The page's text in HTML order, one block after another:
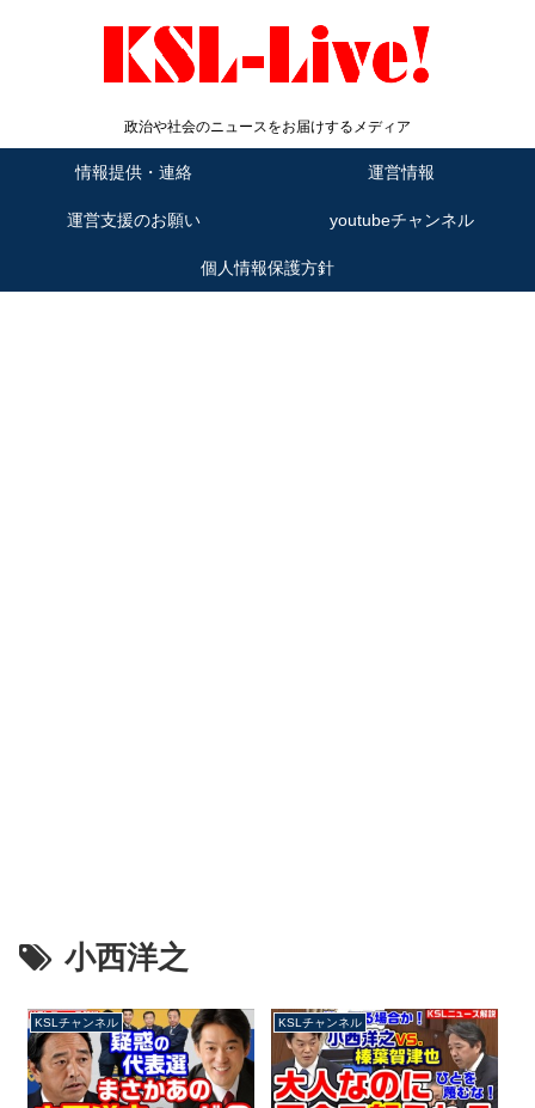
政治や社会のニュースをお届けするメディア
情報提供・連絡 運営情報
運営支援のお願い youtubeチャンネル
個人情報保護方針
小西洋之
KSLチャンネル KSLチャンネル